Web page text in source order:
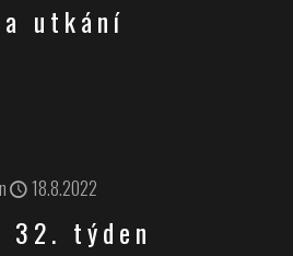
utkání
18.8.2022
32. týden